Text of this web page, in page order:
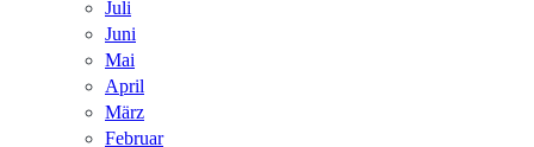
Juli
Juni
Mai
April
März
Februar